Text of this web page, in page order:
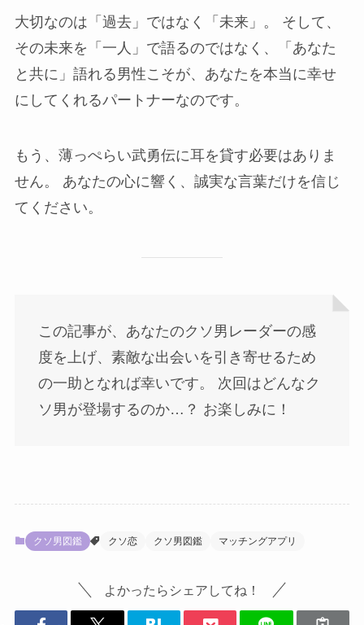
大切なのは「過去」ではなく「未来」。 そして、
その未来を「一人」で語るのではなく、「あなた
と共に」語れる男性こそが、あなたを本当に幸せ
にしてくれるパートナーなのです。
もう、薄っぺらい武勇伝に耳を貸す必要はありま
せん。 あなたの心に響く、誠実な言葉だけを信じ
てください。
この記事が、あなたのクソ男レーダーの感
度を上げ、素敵な出会いを引き寄せるため
の一助となれば幸いです。 次回はどんなク
ソ男が登場するのか…？ お楽しみに！
クソ男図鑑 クソ恋 クソ男図鑑 マッチングアプリ
よかったらシェアしてね！